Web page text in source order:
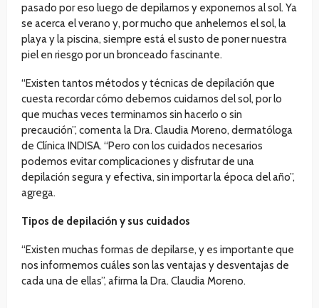
pasado por eso luego de depilarnos y exponernos al sol. Ya
se acerca el verano y, por mucho que anhelemos el sol, la
playa y la piscina, siempre está el susto de poner nuestra
piel en riesgo por un bronceado fascinante.
“Existen tantos métodos y técnicas de depilación que
cuesta recordar cómo debemos cuidarnos del sol, por lo
que muchas veces terminamos sin hacerlo o sin
precaución”, comenta la Dra. Claudia Moreno, dermatóloga
de Clínica INDISA. “Pero con los cuidados necesarios
podemos evitar complicaciones y disfrutar de una
depilación segura y efectiva, sin importar la época del año”,
agrega.
Tipos de depilación y sus cuidados
“Existen muchas formas de depilarse, y es importante que
nos informemos cuáles son las ventajas y desventajas de
cada una de ellas”, afirma la Dra. Claudia Moreno.